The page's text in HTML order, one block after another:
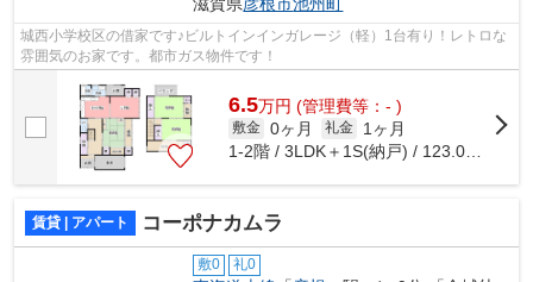
城西小学校区の借家です♪ビルトインインガレージ（軽）1台有り！レトロな
雰囲気のお家です。都市ガス物件です！
6.5万円 (管理費等：- )
敷金 0ヶ月 礼金
1ヶ月
賃貸 | アパート コーポナカムラ
敷0 礼0